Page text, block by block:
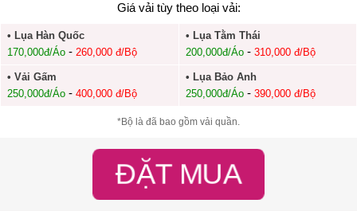
Giá vải tùy theo loại vải:
• Lụa Hàn Quốc
170,000đ/Áo - 260,000 đ/Bộ
• Lụa Tằm Thái
200,000đ/Áo- 310,000 đ/Bộ
• Vải Gấm
250,000đ/Áo - 400,000 đ/Bộ
• Lụa Bảo Anh
250,000đ/Áo- 390,000 đ/Bộ
*Bộ là đã bao gồm vải quần.
ĐẶT MUA